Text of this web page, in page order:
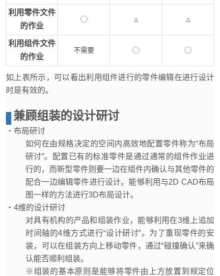
利用零件文件
的作业
◯ △ △
利用组件文件
的作业
不需要 ◯ ◯
如上表所示，可以看出利用组件进行的零件编辑在进行设计
时是有效的。
兼顾组装的设计研讨
・布局研讨
如何在由规格决定的空间内高效地配置零件称为“布局
研讨”。配置已有的标准零件是通过通常的组件作业进
行的，而新型零件则要一边在组件内确认与其他零件的
配合一边编辑零件进行设计。能够利用与2D CAD布局
图一样的方法进行3D布局设计。
・4维的设计研讨
对具有机构的产品和组装作业，能够利用在3维上追加
时间轴的4维方式进行“设计研讨”。为了重现零件的安
装，可以在组装方向上移动零件，通过“碰撞确认”来确
认能否顺利组装。
※组装的基本原则是能够将零件由上方放置到规定位